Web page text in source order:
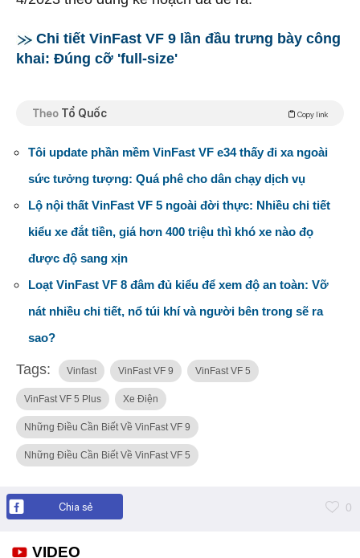
Chi tiết VinFast VF 9 lần đầu trưng bày công
khai: Đúng cỡ 'full-size'
Theo Tổ Quốc Copy link
Tôi update phần mềm VinFast VF e34 thấy đi xa ngoài
sức tưởng tượng: Quá phê cho dân chạy dịch vụ
Lộ nội thất VinFast VF 5 ngoài đời thực: Nhiều chi tiết
kiểu xe đắt tiền, giá hơn 400 triệu thì khó xe nào đọ
được độ sang xịn
Loạt VinFast VF 8 đâm đủ kiểu để xem độ an toàn: Vỡ
nát nhiều chi tiết, nổ túi khí và người bên trong sẽ ra
sao?
Tags: Vinfast VinFast VF 9 VinFast VF 5
VinFast VF 5 Plus Xe Điện
Những Điều Cần Biết Về VinFast VF 9
Những Điều Cần Biết Về VinFast VF 5
Chia sẻ 0
VIDEO